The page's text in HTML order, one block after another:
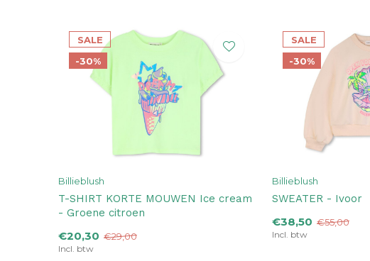
SALE
-30%
Billieblush
T-SHIRT KORTE MOUWEN Ice cream
- Groene citroen
€20,30 €29,00
Incl. btw
SALE
-30%
Billieblush
SWEATER - Ivoor
€38,50 €55,00
Incl. btw